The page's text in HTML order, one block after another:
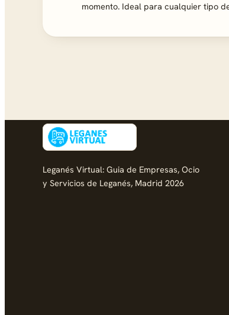
momento. Ideal para cualquier tipo
Leganés Virtual: Guia de Empresas, Ocio
y Servicios de Leganés, Madrid 2026